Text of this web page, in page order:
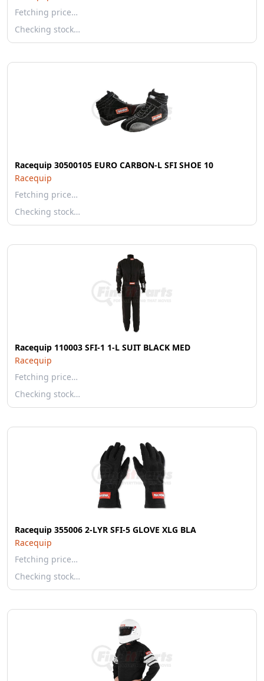
Fetching price…
Checking stock…
Racequip 30500105 EURO CARBON-L SFI SHOE 10
Racequip
Fetching price…
Checking stock…
Racequip 110003 SFI-1 1-L SUIT BLACK MED
Racequip
Fetching price…
Checking stock…
Racequip 355006 2-LYR SFI-5 GLOVE XLG BLA
Racequip
Fetching price…
Checking stock…